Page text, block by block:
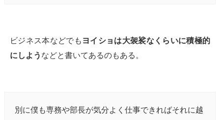
ビジネス本などでも ヨイショは大袈裟なくらいに積極的
にしよう などと書いてあるのもある。
別に僕も専務や部長が気分よく仕事できればそれに越